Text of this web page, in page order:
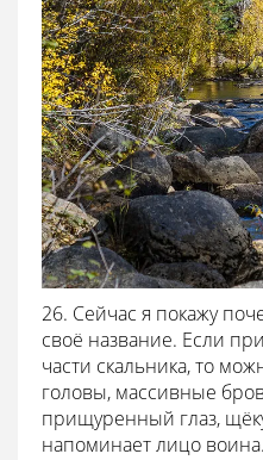
26. Сейчас я покажу
своё название. Если
части скальника, то
головы, массивные
прищуренный глаз,
напоминает лицо воина.